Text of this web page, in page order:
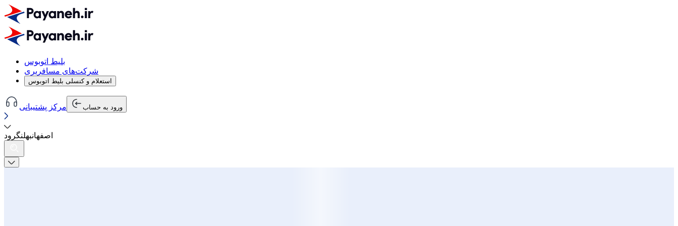
بلیط اتوبوس
شرکت‌های مسافربری
استعلام و کنسلی بلیط اتوبوس
مرکز پشتیبانی ورود به حساب
اصفهانبهلنگرود